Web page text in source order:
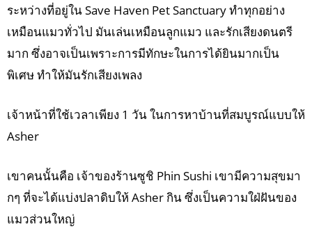
ระหว่างที่อยู่ใน Save Haven Pet Sanctuary ทำทุกอย่าง
เหมือนแมวทั่วไป มันเล่นเหมือนลูกแมว และรักเสียงดนตรี
มาก ซึ่งอาจเป็นเพราะการมีทักษะในการได้ยินมากเป็น
พิเศษ ทำให้มันรักเสียงเพลง
เจ้าหน้าที่ใช้เวลาเพียง 1 วัน ในการหาบ้านที่สมบูรณ์แบบให้
Asher
เขาคนนั้นคือ เจ้าของร้านซูชิ Phin Sushi เขามีความสุขมา
กๆ ที่จะได้แบ่งปลาดิบให้ Asher กิน ซึ่งเป็นความใฝ่ฝันของ
แมวส่วนใหญ่